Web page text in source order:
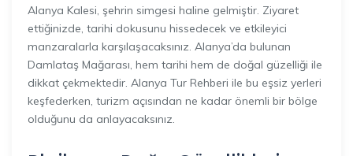
Alanya Kalesi, şehrin simgesi haline gelmiştir. Ziyaret
ettiğinizde, tarihi dokusunu hissedecek ve etkileyici
manzaralarla karşılaşacaksınız. Alanya’da bulunan
Damlataş Mağarası, hem tarihi hem de doğal güzelliği ile
dikkat çekmektedir. Alanya Tur Rehberi ile bu eşsiz yerleri
keşfederken, turizm açısından ne kadar önemli bir bölge
olduğunu da anlayacaksınız.